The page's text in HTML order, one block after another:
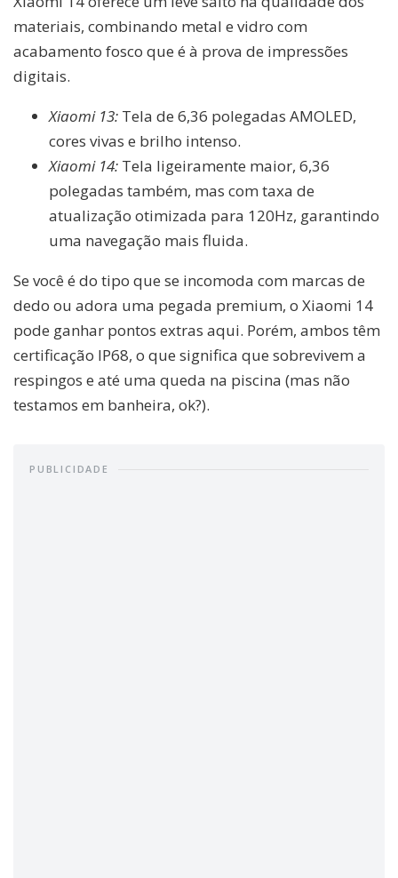
materiais, combinando metal e vidro com
acabamento fosco que é à prova de impressões
digitais.
Xiaomi 13: Tela de 6,36 polegadas AMOLED,
cores vivas e brilho intenso.
Xiaomi 14: Tela ligeiramente maior, 6,36
polegadas também, mas com taxa de
atualização otimizada para 120Hz, garantindo
uma navegação mais fluida.
Se você é do tipo que se incomoda com marcas de
dedo ou adora uma pegada premium, o Xiaomi 14
pode ganhar pontos extras aqui. Porém, ambos têm
certificação IP68, o que significa que sobrevivem a
respingos e até uma queda na piscina (mas não
testamos em banheira, ok?).
PUBLICIDADE